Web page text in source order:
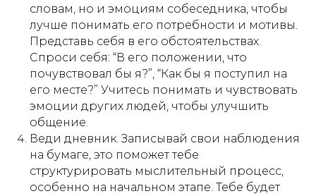
словам, но и эмоциям собеседника, чтобы
лучше понимать его потребности и мотивы.
Представь себя в его обстоятельствах.
Спроси себя: “В его положении, что
почувствовал бы я?”, “Как бы я поступил на
его месте?” Учитесь понимать и чувствовать
эмоции других людей, чтобы улучшить
общение.
Веди дневник. Записывай свои наблюдения
на бумаге, это поможет тебе
структурировать мыслительный процесс,
особенно на начальном этапе. Тебе будет
Мы используем файлы cookie, для персонализации
сервисов и повышения удобства пользования сайтом.
Если вы не согласны на их использование, поменяйте
настройки браузера.
Образовательные услуги оказываются ООО «ИНВЕСТ
ПОРТАЛ» на основании Лицензии №Л035-01271-
78/00675461 от 4 сентября 2023 года.
Образовательные услуги оказываются в соответствии с
Федеральным законом от 04.05.2011 № 99-ФЗ «О
лицензировании отдельных видов деятельности».